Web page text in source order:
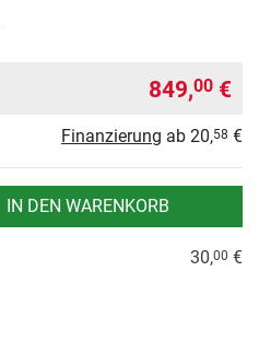
849,00 €
Finanzierung ab 20,58 €
IN DEN WARENKORB
30,00 €